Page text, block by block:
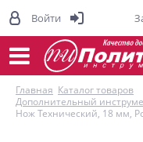
Главная Каталог товаров
Дополнительный
Нож Технический, 18 мм,
Войти